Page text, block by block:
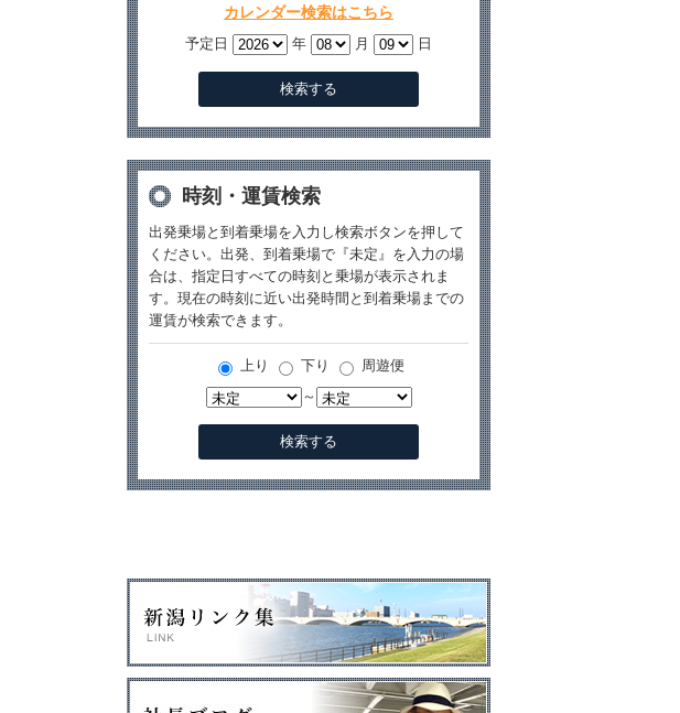
カレンダー検索はこちら
予定日 年 月 日
時刻・運賃検索
出発乗場と到着乗場を入力し検索ボタンを押して
ください。出発、到着乗場で『未定』を入力の場
合は、指定日すべての時刻と乗場が表示されま
す。現在の時刻に近い出発時間と到着乗場までの
運賃が検索できます。
上り 下り
周遊便
～